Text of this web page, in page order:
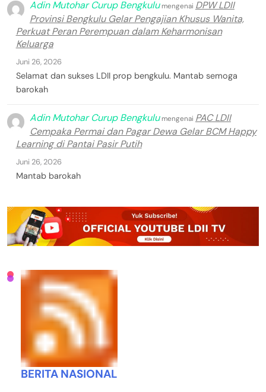
Adin Mutohar Curup Bengkulumengenai DPW LDII
Provinsi Bengkulu Gelar Pengajian Khusus Wanita,
Perkuat Peran Perempuan dalam Keharmonisan
Keluarga
Juni 26, 2026
Selamat dan sukses LDII prop bengkulu. Mantab semoga
barokah
Adin Mutohar Curup Bengkulumengenai PAC LDII
Cempaka Permai dan Pagar Dewa Gelar BCM Happy
Learning di Pantai Pasir Putih
Juni 26, 2026
Mantab barokah
BERITA NASIONAL